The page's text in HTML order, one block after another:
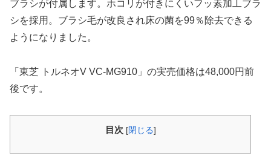
ブラシが付属します。ホコリが付きにくいフッ素加工ブラ
シを採用。ブラシ毛が改良され床の菌を99％除去できる
ようになりました。
「東芝 トルネオV VC-MG910」の実売価格は48,000円前
後です。
目次 [閉じる]